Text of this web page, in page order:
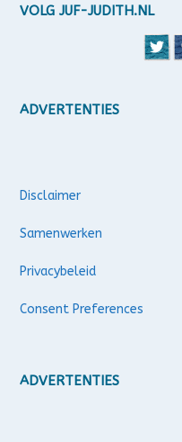
VOLG JUF-JUDITH.NL
ADVERTENTIES
Disclaimer
Samenwerken
Privacybeleid
Consent Preferences
ADVERTENTIES